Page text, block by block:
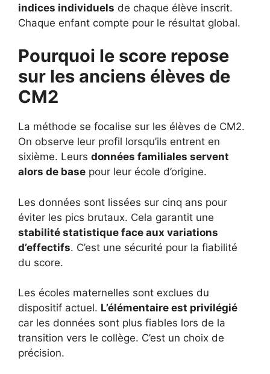
indices individuels de chaque élève inscrit.
Chaque enfant compte pour le résultat global.
Pourquoi le score repose
sur les anciens élèves de
CM2
La méthode se focalise sur les élèves de CM2.
On observe leur profil lorsqu’ils entrent en
sixième. Leurs données familiales servent
alors de base pour leur école d’origine.
Les données sont lissées sur cinq ans pour
éviter les pics brutaux. Cela garantit une
stabilité statistique face aux variations
d’effectifs. C’est une sécurité pour la fiabilité
du score.
Les écoles maternelles sont exclues du
dispositif actuel. L’élémentaire est privilégié
car les données sont plus fiables lors de la
transition vers le collège. C’est un choix de
précision.